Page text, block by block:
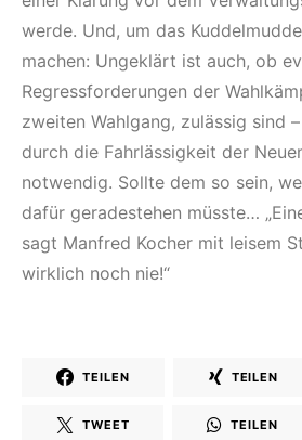
werde. Und, um das
machen: Ungeklärt ist auch, ob
Regressforderungen der
zweiten Wahlgang, zulässig sind
durch die Fahrlässigkeit der
notwendig. Sollte dem so sein,
dafür geradestehen müsste…
sagt Manfred Kocher mit leisem
wirklich noch nie!“
TEILEN TEILEN
TWEET TEILEN